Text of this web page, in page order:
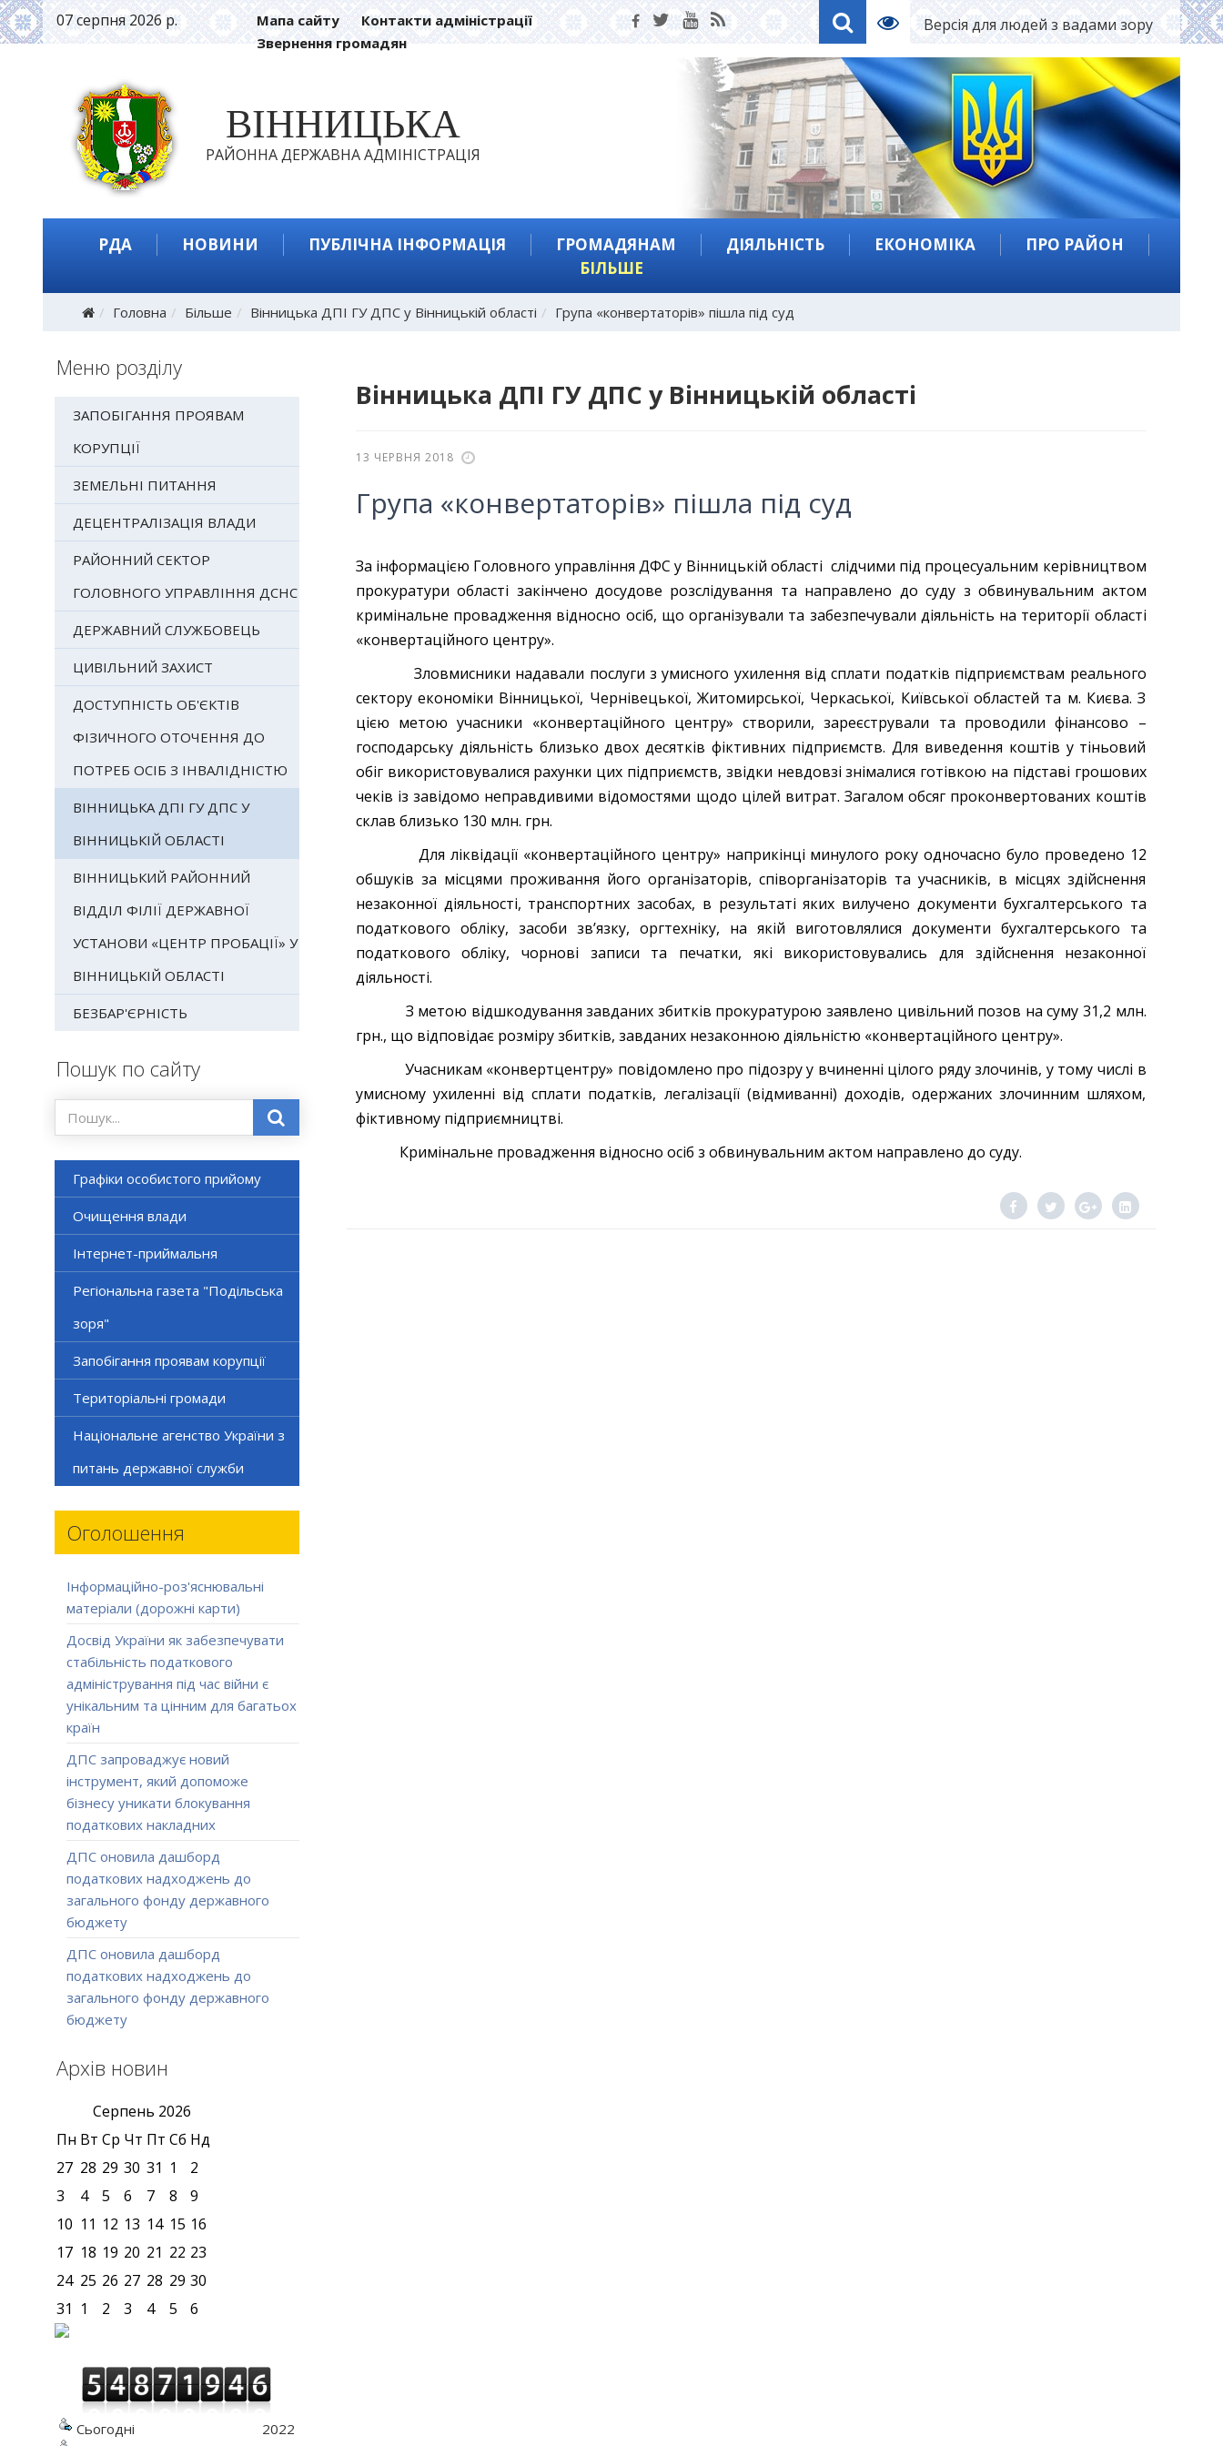
07 серпня 2026 р. Мапа сайту
Контакти адміністрації
Звернення громадян
Версія для людей з вадами зору
ВІННИЦЬКА
РАЙОННА ДЕРЖАВНА АДМІНІСТРАЦІЯ
РДА НОВИНИ ПУБЛІЧНА ІНФОРМАЦІЯ ГРОМАДЯНАМ ДІЯЛЬНІСТЬ ЕКОНОМІКА
ПРО РАЙОН
БІЛЬШЕ
Головна Більше Вінницька ДПІ ГУ ДПС у Вінницькій області Група «конвертаторів» пішла під суд
Меню розділу
ЗАПОБІГАННЯ ПРОЯВАМ
КОРУПЦІЇ
ЗЕМЕЛЬНІ ПИТАННЯ
ДЕЦЕНТРАЛІЗАЦІЯ ВЛАДИ
РАЙОННИЙ СЕКТОР
ГОЛОВНОГО УПРАВЛІННЯ ДСНС
ДЕРЖАВНИЙ СЛУЖБОВЕЦЬ
ЦИВІЛЬНИЙ ЗАХИСТ
ДОСТУПНІСТЬ ОБ'ЄКТІВ
ФІЗИЧНОГО ОТОЧЕННЯ ДО
ПОТРЕБ ОСІБ З ІНВАЛІДНІСТЮ
ВІННИЦЬКА ДПІ ГУ ДПС У
ВІННИЦЬКІЙ ОБЛАСТІ
ВІННИЦЬКИЙ РАЙОННИЙ
ВІДДІЛ ФІЛІЇ ДЕРЖАВНОЇ
УСТАНОВИ «ЦЕНТР ПРОБАЦІЇ» У
ВІННИЦЬКІЙ ОБЛАСТІ
БЕЗБАР'ЄРНІСТЬ
Пошук по сайту
Графіки особистого прийому
Очищення влади
Інтернет-приймальня
Регіональна газета "Подільська
зоря"
Запобігання проявам корупції
Територіальні громади
Національне агенство України з
питань державної служби
Оголошення
Інформаційно-роз'яснювальні
матеріали (дорожні карти)
Досвід України як забезпечувати
стабільність податкового
адміністрування під час війни є
унікальним та цінним для багатьох
країн
ДПС запроваджує новий
інструмент, який допоможе
бізнесу уникати блокування
податкових накладних
ДПС оновила дашборд
податкових надходжень до
загального фонду державного
бюджету
ДПС оновила дашборд
податкових надходжень до
загального фонду державного
бюджету
Архів новин
Серпень 2026
Пн Вт Ср Чт Пт Сб Нд
27 28 29 30 31 1
2
3
4 5 6 7 8
9
10 11 12 13 14 15 16
17 18 19 20 21 22 23
24 25 26 27 28 29 30
31 1 2 3 4 5 6
Сьогодні
2022
Вінницька ДПІ ГУ ДПС у Вінницькій області
13 ЧЕРВНЯ 2018
Група «конвертаторів» пішла під суд
За інформацією Головного управління ДФС у Вінницькій області слідчими під процесуальним керівництвом
прокуратури області закінчено досудове розслідування та направлено до суду з обвинувальним актом
кримінальне провадження відносно осіб, що організували та забезпечували діяльність на території області
«конвертаційного центру».
Зловмисники надавали послуги з умисного ухилення від сплати податків підприємствам реального
сектору економіки Вінницької, Чернівецької, Житомирської, Черкаської, Київської областей та м. Києва. З
цією метою учасники «конвертаційного центру» створили, зареєстрували та проводили фінансово –
господарську діяльність близько двох десятків фіктивних підприємств. Для виведення коштів у тіньовий
обіг використовувалися рахунки цих підприємств, звідки невдовзі знімалися готівкою на підставі грошових
чеків із завідомо неправдивими відомостями щодо цілей витрат. Загалом обсяг проконвертованих коштів
склав близько 130 млн. грн.
Для ліквідації «конвертаційного центру» наприкінці минулого року одночасно було проведено 12
обшуків за місцями проживання його організаторів, співорганізаторів та учасників, в місцях здійснення
незаконної діяльності, транспортних засобах, в результаті яких вилучено документи бухгалтерського та
податкового обліку, засоби зв’язку, оргтехніку, на якій виготовлялися документи бухгалтерського та
податкового обліку, чорнові записи та печатки, які використовувались для здійснення незаконної
діяльності.
З метою відшкодування завданих збитків прокуратурою заявлено цивільний позов на суму 31,2 млн.
грн., що відповідає розміру збитків, завданих незаконною діяльністю «конвертаційного центру».
Учасникам «конвертцентру» повідомлено про підозру у вчиненні цілого ряду злочинів, у тому числі в
умисному ухиленні від сплати податків, легалізації (відмиванні) доходів, одержаних злочинним шляхом,
фіктивному підприємництві.
Кримінальне провадження відносно осіб з обвинувальним актом направлено до суду.